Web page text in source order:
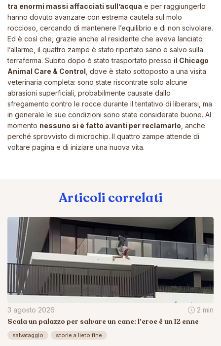
tra enormi massi affacciati sull’acqua e per raggiungerlo
hanno dovuto avanzare con estrema cautela sul molo
roccioso, cercando di mantenere l’equilibrio e di non scivolare.
Ed è così che, grazie anche al residente che aveva lanciato
l’allarme, il quattro zampe è stato riportato sano e salvo sulla
terraferma. Subito dopo è stato trasportato presso il Chicago
Animal Care & Control , dove è stato sottoposto a una visita
veterinaria completa: sono state riscontrate solo alcune
abrasioni superficiali, probabilmente causate dallo
sfregamento contro le rocce durante il tentativo di liberarsi, ma
in generale le sue condizioni sono state considerate buone. Al
momento nessuno si è fatto avanti per reclamarlo , anche
perché sprovvisto di microchip. Il quattro zampe attende di
voltare pagina e di iniziare una nuova vita.
Articoli correlati
3 agosto 2026 2 min
Scala un palazzo per salvare un cane: l'eroe è un 12 enne
salvataggio storie a lieto fine